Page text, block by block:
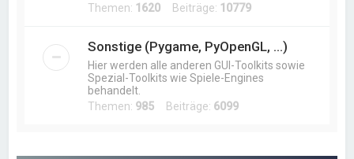
Themen: 1620 Beiträge: 10779
Sonstige (Pygame, PyOpenGL, ...)
Hier werden alle anderen GUI-Toolkits sowie
Spezial-Toolkits wie Spiele-Engines
behandelt.
Themen: 985 Beiträge: 6099